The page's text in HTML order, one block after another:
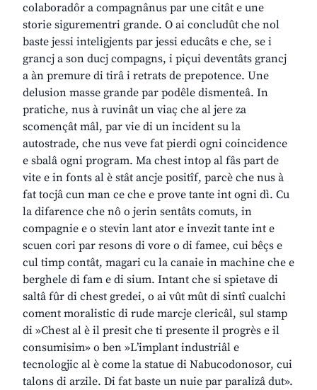
colaboradôr a compagnânus par une citât e une
storie sigurementri grande. O ai concludût che nol
baste jessi inteligjents par jessi educâts e che, se i
grancj a son ducj compagns, i piçui deventâts grancj
a àn premure di tirâ i retrats de prepotence. Une
delusion masse grande par podêle dismenteâ. In
pratiche, nus à ruvinât un viaç che al jere za
scomençât mâl, par vie di un incident su la
autostrade, che nus veve fat pierdi ogni coincidence
e sbalâ ogni program. Ma chest intop al fâs part de
vite e in fonts al è stât ancje positîf, parcè che nus à
fat tocjâ cun man ce che e prove tante int ogni dì. Cu
la difarence che nô o jerin sentâts comuts, in
compagnie e o stevin lant ator e invezit tante int e
scuen cori par resons di vore o di famee, cui bêçs e
cul timp contât, magari cu la canaie in machine che e
berghele di fam e di sium. Intant che si spietave di
saltâ fûr di chest gredei, o ai vût mût di sintî cualchi
coment moralistic di rude marcje clericâl, sul stamp
di »Chest al è il presit che ti presente il progrès e il
consumisim» o ben »L’implant industriâl e
tecnologjic al è come la statue di Nabucodonosor, cui
talons di arzile. Di fat baste un nuie par paralizâ dut».